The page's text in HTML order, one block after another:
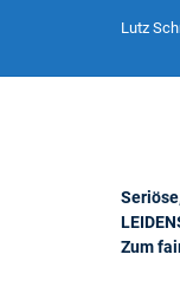
Lutz
Zum